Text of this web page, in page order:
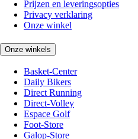
Prijzen en leveringsopties
Privacy verklaring
Onze winkel
Onze winkels
Basket-Center
Daily Bikers
Direct Running
Direct-Volley
Espace Golf
Foot-Store
Galop-Store